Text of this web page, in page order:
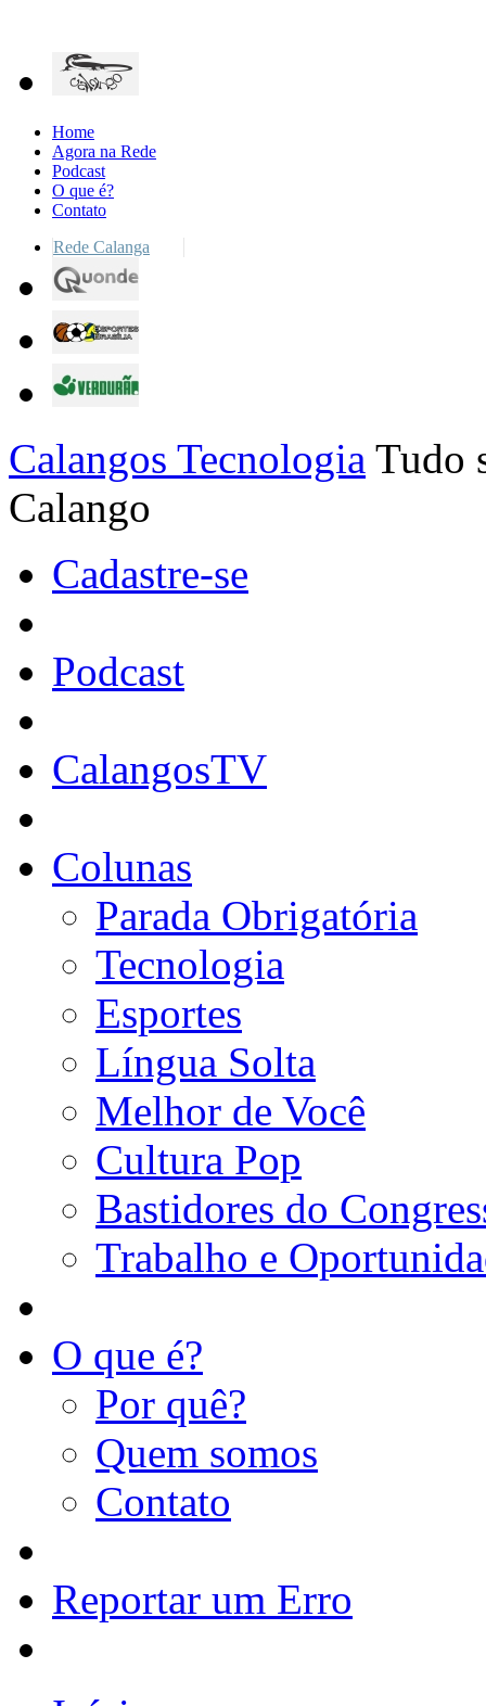
Home
Agora na Rede
Podcast
O que é?
Contato
Rede Calanga
Calangos Tecnologia Tudo
Calango
Cadastre-se
Podcast
CalangosTV
Colunas
Parada Obrigatória
Tecnologia
Esportes
Língua Solta
Melhor de Você
Cultura Pop
Bastidores do
Trabalho e
O que é?
Por quê?
Quem somos
Contato
Reportar um Erro